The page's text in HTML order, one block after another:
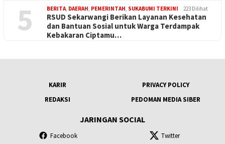
5 BERITA, DAERAH, PEMERINTAH, SUKABUMI TERKINI 223 Dilihat
RSUD Sekarwangi Berikan Layanan Kesehatan
dan Bantuan Sosial untuk Warga Terdampak
Kebakaran Ciptamu…
KARIR
PRIVACY POLICY
REDAKSI
PEDOMAN MEDIA SIBER
JARINGAN SOCIAL
Facebook Twitter